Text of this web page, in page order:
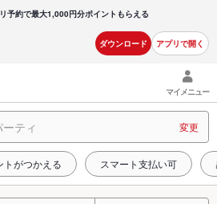
予約で最大1,000円分ポイントもらえる
ダウンロード アプリで開く
マイメニュー
ティ 変更
トがつかえる スマート支払い可